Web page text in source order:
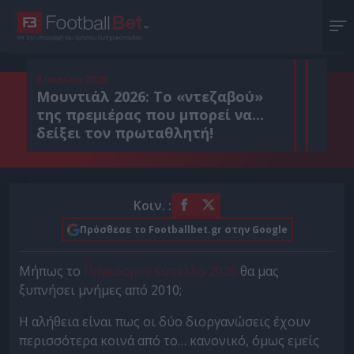
Με την υπογραφή του Χρήστου Σωτηρακόπουλου
8 Ιουνίου 2026
Μουντιάλ 2026: Το «ντεζαβού»
της πρεμιέρας που μπορεί να...
δείξει τον πρωταθλητή!
Κοιν. :
Πρόσθεσε το Footballbet.gr στην Google
Μήπως το Παγκόσμιο Κύπελλο 2026 θα μας
ξυπνήσει μνήμες από 2010;
Η αλήθεια είναι πως οι δύο διοργανώσεις έχουν
περισσότερα κοινά από το… κανονικό, όμως εμείς